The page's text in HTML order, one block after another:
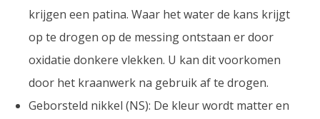
krijgen een patina. Waar het water de kans krijgt
op te drogen op de messing ontstaan er door
oxidatie donkere vlekken. U kan dit voorkomen
door het kraanwerk na gebruik af te drogen.
Geborsteld nikkel (NS): De kleur wordt matter en